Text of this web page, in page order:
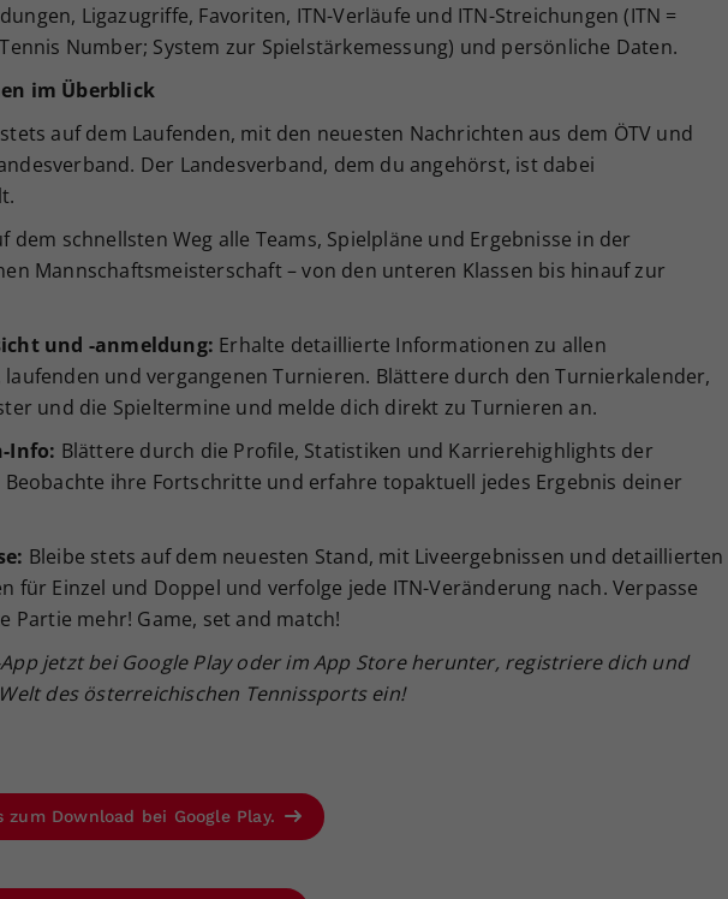
Ligazugriffe, Favoriten, ITN-Verläufe und ITN-Streichungen (ITN =
Number; System zur Spielstärkemessung) und persönliche Daten.
im Überblick
auf dem Laufenden, mit den neuesten Nachrichten aus dem ÖTV und
Der Landesverband, dem du angehörst, ist dabei
dem schnellsten Weg alle Teams, Spielpläne und Ergebnisse in der
Mannschaftsmeisterschaft – von den unteren Klassen bis hinauf zur
und -anmeldung: Erhalte detaillierte Informationen zu allen
laufenden und vergangenen Turnieren. Blättere durch den Turnierkalender,
und die Spieltermine und melde dich direkt zu Turnieren an.
Info: Blättere durch die Profile, Statistiken und Karrierehighlights der
Beobachte ihre Fortschritte und erfahre topaktuell jedes Ergebnis deiner
Bleibe stets auf dem neuesten Stand, mit Liveergebnissen und detaillierten
für Einzel und Doppel und verfolge jede ITN-Veränderung nach. Verpasse
Partie mehr! Game, set and match!
App jetzt bei Google Play oder im App Store herunter, registriere dich und
des österreichischen Tennissports ein!
zum Download bei Google Play.